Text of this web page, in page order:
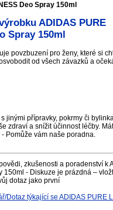
Deo Spray 150ml
ADIDAS PURE
Spray 150ml
povzbuzení pro ženy, které si
od všech závazků a
jinými přípravky, pokrmy či
zdraví a snížit účinnost léčby.
Pomůže vám naše poradna.
zkušenosti a poradenství k
150ml - Diskuze je prázdná –
dotaz jako první
Dotaz týkající se ADIDAS PURE